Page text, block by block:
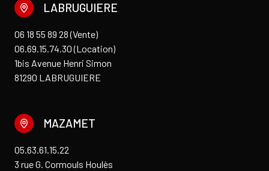
LABRUGUIERE
06 18 55 89 28 (Vente)
06.69.15.74.30 (Location)
1bis Avenue Henri Simon
81290 LABRUGUIERE
MAZAMET
05.63.61.15.22
3 rue G. Cormouls Houlès